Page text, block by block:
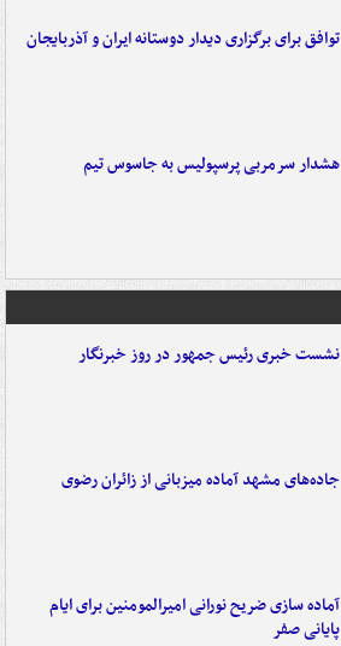
توافق برای برگزاری دیدار دوستانه ایران و آذربایجان
هشدار سرمربی پرسپولیس به جاسوس تیم
نشست خبری رئیس جمهور در روز خبرنگار
جاده‌های مشهد آماده میزبانی از زائران رضوی
آماده سازی ضریح نورانی امیرالمومنین برای ایام
پایانی صفر